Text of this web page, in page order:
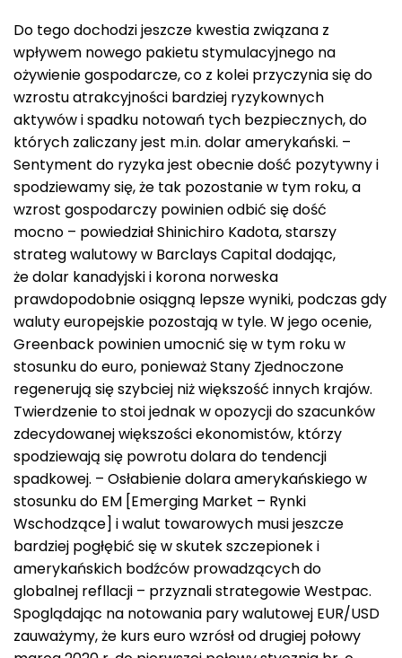
Do tego dochodzi jeszcze kwestia związana z
wpływem nowego pakietu stymulacyjnego na
ożywienie gospodarcze, co z kolei przyczynia się do
wzrostu atrakcyjności bardziej ryzykownych
aktywów i spadku notowań tych bezpiecznych, do
których zaliczany jest m.in. dolar amerykański. –
Sentyment do ryzyka jest obecnie dość pozytywny i
spodziewamy się, że tak pozostanie w tym roku, a
wzrost gospodarczy powinien odbić się dość
mocno – powiedział Shinichiro Kadota, starszy
strateg walutowy w Barclays Capital dodając,
że dolar kanadyjski i korona norweska
prawdopodobnie osiągną lepsze wyniki, podczas gdy
waluty europejskie pozostają w tyle. W jego ocenie,
Greenback powinien umocnić się w tym roku w
stosunku do euro, ponieważ Stany Zjednoczone
regenerują się szybciej niż większość innych krajów.
Twierdzenie to stoi jednak w opozycji do szacunków
zdecydowanej większości ekonomistów, którzy
spodziewają się powrotu dolara do tendencji
spadkowej. – Osłabienie dolara amerykańskiego w
stosunku do EM [Emerging Market – Rynki
Wschodzące] i walut towarowych musi jeszcze
bardziej pogłębić się w skutek szczepionek i
amerykańskich bodźców prowadzących do
globalnej refllacji – przyznali strategowie Westpac.
Spoglądając na notowania pary walutowej EUR/USD
zauważymy, że kurs euro wzrósł od drugiej połowy